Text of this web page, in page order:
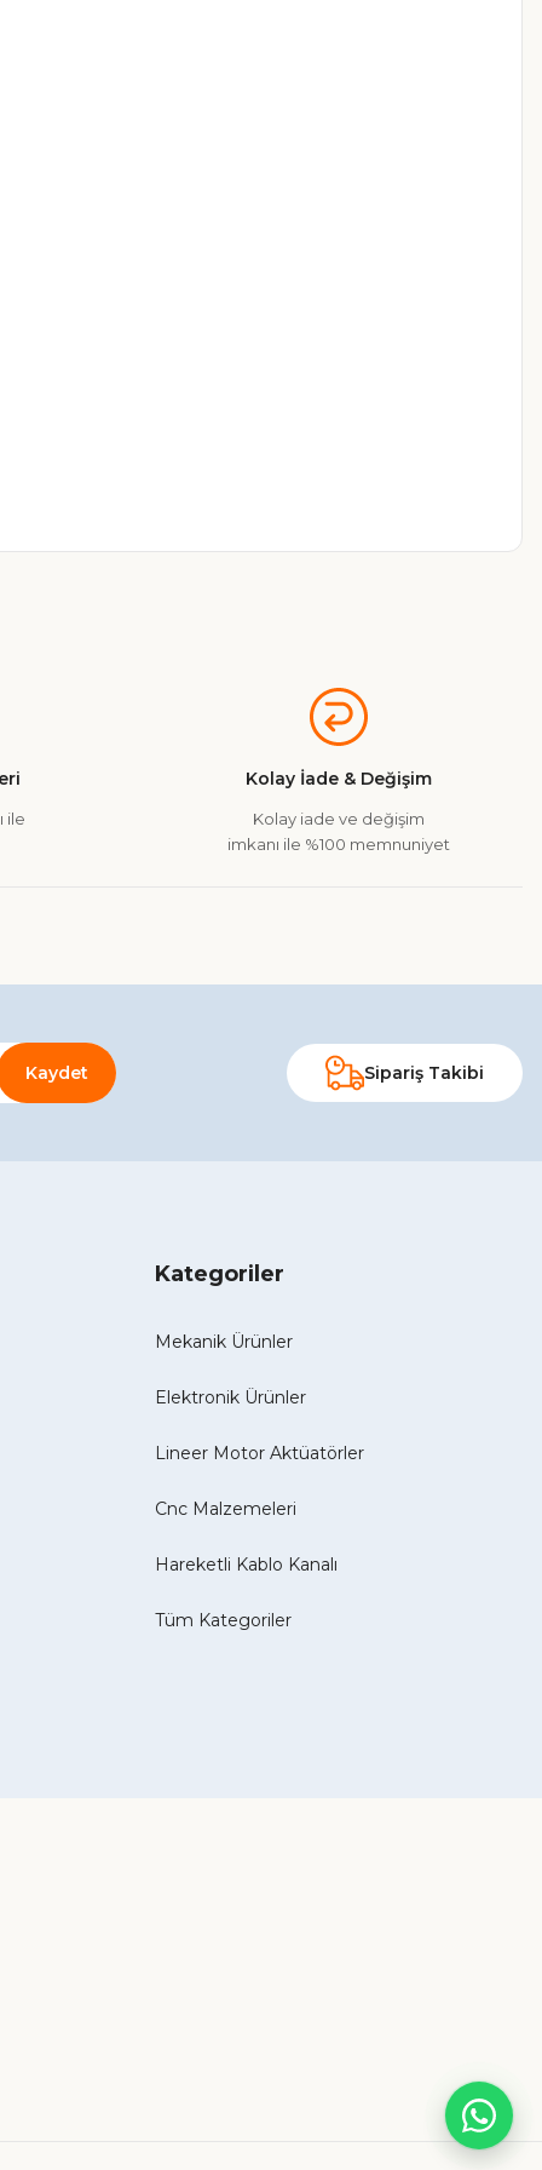
ile
Kolay İade & Değişim
Kolay iade ve değişim
imkanı ile %100 memnuniyet
Kaydet Sipariş Takibi
Kategoriler
Mekanik Ürünler
Elektronik Ürünler
Lineer Motor Aktüatörler
Cnc Malzemeleri
Hareketli Kablo Kanalı
Tüm Kategoriler